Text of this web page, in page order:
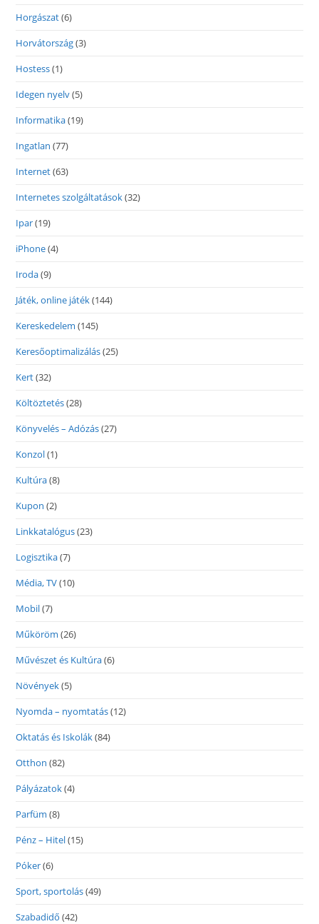
Horgászat(6)
Horvátország(3)
Hostess(1)
Idegen nyelv(5)
Informatika(19)
Ingatlan (77)
Internet(63)
Internetes szolgáltatások(32)
Ipar(19)
iPhone(4)
Iroda(9)
Játék, online játék(144)
Kereskedelem (145)
Keresőoptimalizálás(25)
Kert(32)
Költöztetés(28)
Könyvelés – Adózás(27)
Konzol(1)
Kultúra(8)
Kupon (2)
Linkkatalógus(23)
Logisztika(7)
Média, TV(10)
Mobil(7)
Műköröm (26)
Művészet és Kultúra(6)
Növények(5)
Nyomda – nyomtatás(12)
Oktatás és Iskolák(84)
Otthon (82)
Pályázatok(4)
Parfüm (8)
Pénz – Hitel(15)
Póker(6)
Sport, sportolás(49)
Szabadidő (42)